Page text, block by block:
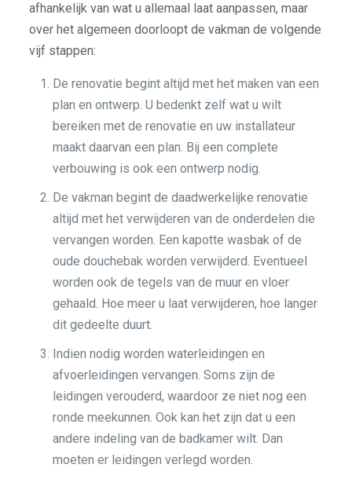
afhankelijk van wat u allemaal laat aanpassen, maar
over het algemeen doorloopt de vakman de volgende
vijf stappen:
De renovatie begint altijd met het maken van een
plan en ontwerp. U bedenkt zelf wat u wilt
bereiken met de renovatie en uw installateur
maakt daarvan een plan. Bij een complete
verbouwing is ook een ontwerp nodig.
De vakman begint de daadwerkelijke renovatie
altijd met het verwijderen van de onderdelen die
vervangen worden. Een kapotte wasbak of de
oude douchebak worden verwijderd. Eventueel
worden ook de tegels van de muur en vloer
gehaald. Hoe meer u laat verwijderen, hoe langer
dit gedeelte duurt.
Indien nodig worden waterleidingen en
afvoerleidingen vervangen. Soms zijn de
leidingen verouderd, waardoor ze niet nog een
ronde meekunnen. Ook kan het zijn dat u een
andere indeling van de badkamer wilt. Dan
moeten er leidingen verlegd worden.